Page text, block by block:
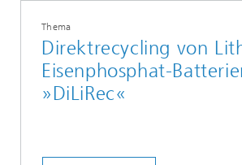
Thema
Direktrecycling von
Eisenphosphat-
»DiLiRec«